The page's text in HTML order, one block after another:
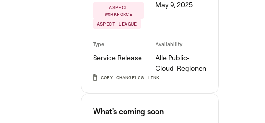
ASPECT
WORKFORCE
ASPECT LEAGUE
May 9, 2025
Type
Service Release
Availability
Alle Public-
Cloud-Regionen
COPY CHANGELOG LINK
What's coming soon